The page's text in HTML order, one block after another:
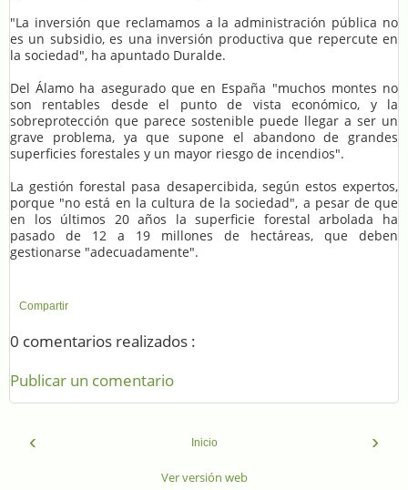
"La inversión que reclamamos a la administración pública no
es un subsidio, es una inversión productiva que repercute en
la sociedad", ha apuntado Duralde.
Del Álamo ha asegurado que en España "muchos montes no
son rentables desde el punto de vista económico, y la
sobreprotección que parece sostenible puede llegar a ser un
grave problema, ya que supone el abandono de grandes
superficies forestales y un mayor riesgo de incendios".
La gestión forestal pasa desapercibida, según estos expertos,
porque "no está en la cultura de la sociedad", a pesar de que
en los últimos 20 años la superficie forestal arbolada ha
pasado de 12 a 19 millones de hectáreas, que deben
gestionarse "adecuadamente".
Compartir
0 comentarios realizados :
Publicar un comentario
‹ ›
Inicio
Ver versión web